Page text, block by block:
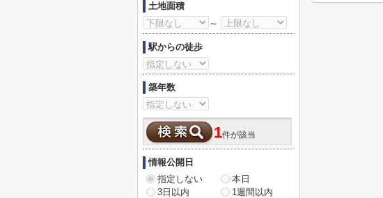
土地面積
～
駅からの徒歩
築年数
1件が該当
情報公開日
指定しない
本日
3日以内
1週間以内